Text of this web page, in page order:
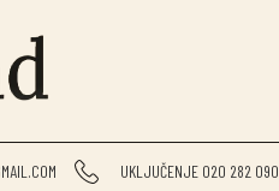
UKLJUČENJE 020 282 090